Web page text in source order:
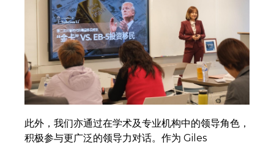
此外，我们亦通过在学术及专业机构中的领导角色，
积极参与更广泛的领导力对话。作为 Giles